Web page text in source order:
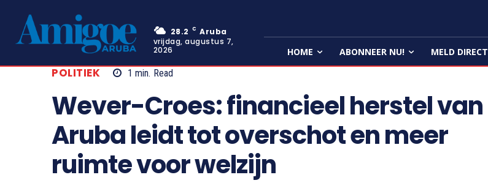
28.2 C Aruba
vrijdag, augustus 7,
2026
HOME ABONNEER NU! MELD DIRECT
POLITIEK 1 min. Read
Wever-Croes: financieel herstel van
Aruba leidt tot overschot en meer
ruimte voor welzijn